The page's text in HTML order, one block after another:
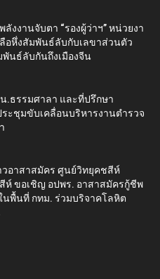
ลังงานจับตา “รองผู้ว่าฯ” หน่วยงา
อหึ่งสัมพันธ์ลับกับเลขาส่วนตัว
นธ์ลับกันถึงเมืองจีน
.ธรรมศาลา และที่ปรึกษา
ระชุมขับเคลื่อนบริหารงานตำรวจ
อาสาสมัคร ศูนย์วิทยุคชสีห์
ห์ ขอเชิญ อปพร. อาสาสมัครกู้ชีพ
นพื้นที่ กทม. ร่วมบริจาคโลหิต